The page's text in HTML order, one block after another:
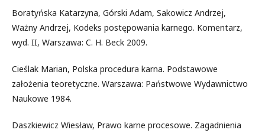
Boratyńska Katarzyna, Górski Adam, Sakowicz Andrzej,
Ważny Andrzej, Kodeks postępowania karnego. Komentarz,
wyd. II, Warszawa: C. H. Beck 2009.
Cieślak Marian, Polska procedura karna. Podstawowe
założenia teoretyczne. Warszawa: Państwowe Wydawnictwo
Naukowe 1984.
Daszkiewicz Wiesław, Prawo karne procesowe. Zagadnienia